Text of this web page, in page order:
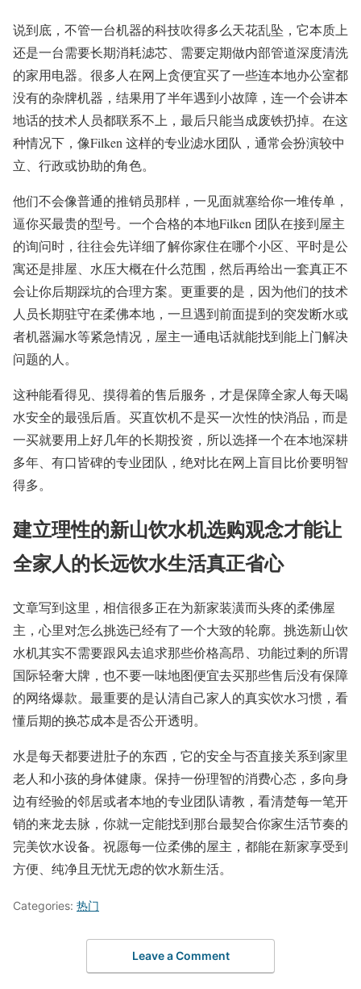
说到底，不管一台机器的科技吹得多么天花乱坠，它本质上
还是一台需要长期消耗滤芯、需要定期做内部管道深度清洗
的家用电器。很多人在网上贪便宜买了一些连本地办公室都
没有的杂牌机器，结果用了半年遇到小故障，连一个会讲本
地话的技术人员都联系不上，最后只能当成废铁扔掉。在这
种情况下，像Filken 这样的专业滤水团队，通常会扮演较中
立、行政或协助的角色。
他们不会像普通的推销员那样，一见面就塞给你一堆传单，
逼你买最贵的型号。一个合格的本地Filken 团队在接到屋主
的询问时，往往会先详细了解你家住在哪个小区、平时是公
寓还是排屋、水压大概在什么范围，然后再给出一套真正不
会让你后期踩坑的合理方案。更重要的是，因为他们的技术
人员长期驻守在柔佛本地，一旦遇到前面提到的突发断水或
者机器漏水等紧急情况，屋主一通电话就能找到能上门解决
问题的人。
这种能看得见、摸得着的售后服务，才是保障全家人每天喝
水安全的最强后盾。买直饮机不是买一次性的快消品，而是
一买就要用上好几年的长期投资，所以选择一个在本地深耕
多年、有口皆碑的专业团队，绝对比在网上盲目比价要明智
得多。
建立理性的新山饮水机选购观念才能让
全家人的长远饮水生活真正省心
文章写到这里，相信很多正在为新家装潢而头疼的柔佛屋
主，心里对怎么挑选已经有了一个大致的轮廓。挑选新山饮
水机其实不需要跟风去追求那些价格高昂、功能过剩的所谓
国际轻奢大牌，也不要一味地图便宜去买那些售后没有保障
的网络爆款。最重要的是认清自己家人的真实饮水习惯，看
懂后期的换芯成本是否公开透明。
水是每天都要进肚子的东西，它的安全与否直接关系到家里
老人和小孩的身体健康。保持一份理智的消费心态，多向身
边有经验的邻居或者本地的专业团队请教，看清楚每一笔开
销的来龙去脉，你就一定能找到那台最契合你家生活节奏的
完美饮水设备。祝愿每一位柔佛的屋主，都能在新家享受到
方便、纯净且无忧无虑的饮水新生活。
Categories: 热门
Leave a Comment